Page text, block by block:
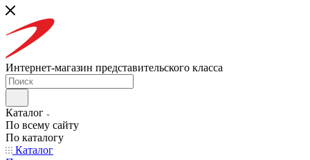
Интернет-магазин представительского класса
Каталог
По всему сайту
По каталогу
Каталог